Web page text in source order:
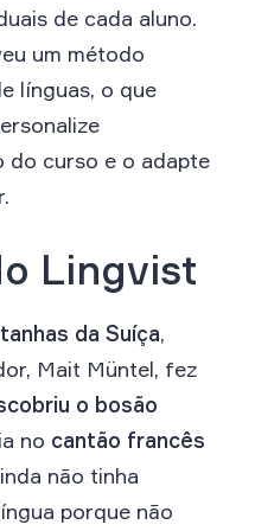
de cada aluno.
um método
línguas, o que
do curso e o adapte
Lingvist
da Suíça,
Mait Müntel, fez
o bosão
no cantão francês
não tinha
porque não